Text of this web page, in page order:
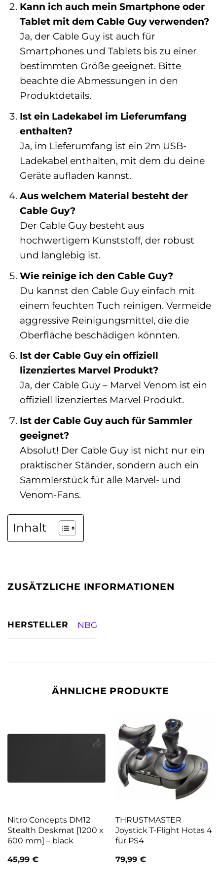
Kann ich auch mein Smartphone oder
Tablet mit dem Cable Guy verwenden?
Ja, der Cable Guy ist auch für
Smartphones und Tablets bis zu einer
bestimmten Größe geeignet. Bitte
beachte die Abmessungen in den
Produktdetails.
Ist ein Ladekabel im Lieferumfang
enthalten?
Ja, im Lieferumfang ist ein 2m USB-
Ladekabel enthalten, mit dem du deine
Geräte aufladen kannst.
Aus welchem Material besteht der
Cable Guy?
Der Cable Guy besteht aus
hochwertigem Kunststoff, der robust
und langlebig ist.
Wie reinige ich den Cable Guy?
Du kannst den Cable Guy einfach mit
einem feuchten Tuch reinigen. Vermeide
aggressive Reinigungsmittel, die die
Oberfläche beschädigen könnten.
Ist der Cable Guy ein offiziell
lizenziertes Marvel Produkt?
Ja, der Cable Guy – Marvel Venom ist ein
offiziell lizenziertes Marvel Produkt.
Ist der Cable Guy auch für Sammler
geeignet?
Absolut! Der Cable Guy ist nicht nur ein
praktischer Ständer, sondern auch ein
Sammlerstück für alle Marvel- und
Venom-Fans.
Inhalt
ZUSÄTZLICHE INFORMATIONEN
HERSTELLER NBG
ÄHNLICHE PRODUKTE
Nitro Concepts DM12
Stealth Deskmat [1200 x
600 mm] – black
45,99 €
THRUSTMASTER
Joystick T-Flight Hotas 4
für PS4
79,99 €